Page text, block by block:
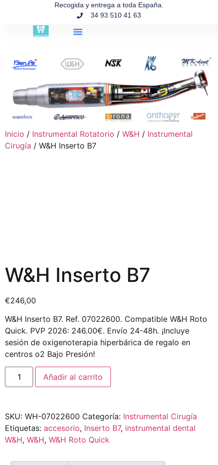
Recogida y entrega a toda España.
34 93 510 41 63
Inicio / Instrumental Rotatorio / W&H / Instrumental
Cirugía / W&H Inserto B7
W&H Inserto B7
€246,00
W&H Inserto B7. Ref. 07022600. Compatible W&H Roto
Quick. PVP 2026: 246.00€. Envío 24-48h. ¡Incluye
sesión de oxigenoterapia hiperbárica de regalo en
centros o2 Bajo Presión!
Añadir al carrito
SKU: WH-07022600 Categoría: Instrumental Cirugía
Etiquetas: accesorio, Inserto B7, instrumental dental
W&H, W&H, W&H Roto Quick